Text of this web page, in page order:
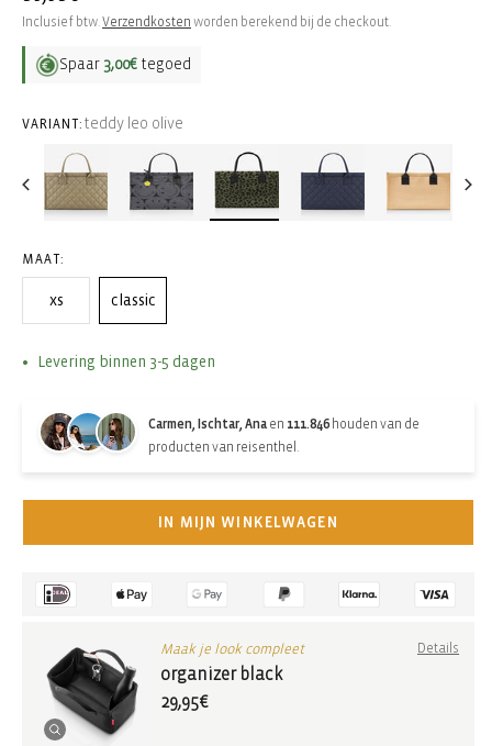
prijs
Inclusief btw.Verzendkosten worden berekend bij de checkout.
Spaar 3,00€ tegoed
VARIANT: teddy leo olive
MAAT:
xs classic
Levering binnen 3-5 dagen
Carmen, Ischtar, Ana en 111.846 houden van de
producten van reisenthel.
IN MIJN WINKELWAGEN
Maak je look compleet Details
organizer black
29,95€